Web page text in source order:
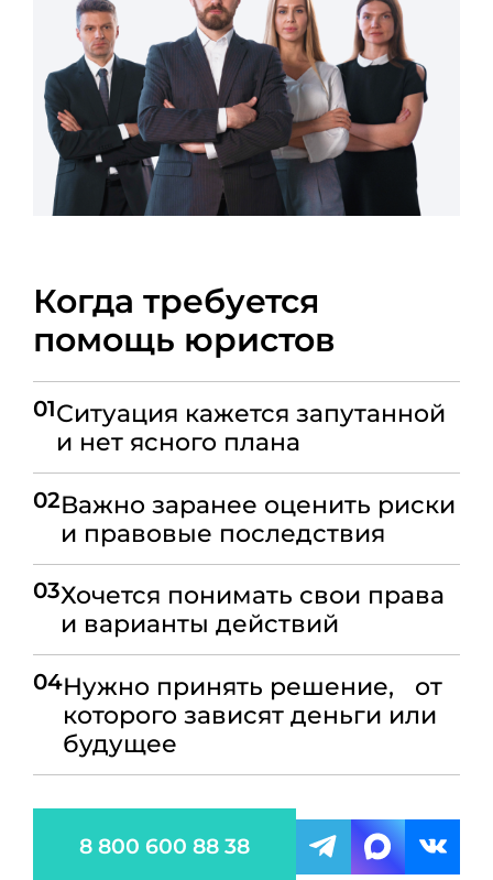
Когда требуется
помощь юристов
01Ситуация кажется запутанной
и нет ясного плана
02Важно заранее оценить риски
и правовые последствия
03Хочется понимать свои права
и варианты действий
04Нужно принять решение, от
которого зависят деньги или
будущее
8 800 600 88 38